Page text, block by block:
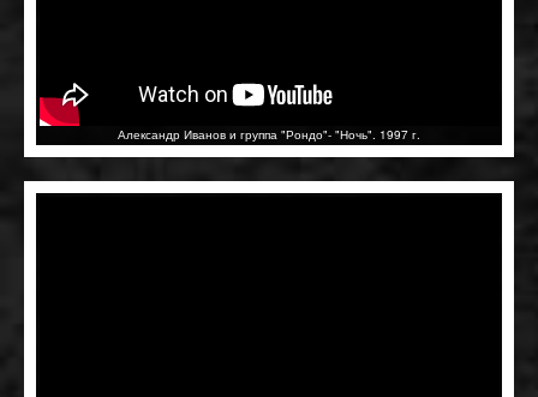
Александр Иванов и группа "Рондо"- "Ночь". 1997 г.